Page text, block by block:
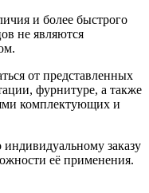
и более быстрого
не являются
от представленных
фурнитуре, а также
комплектующих и
заказу
её применения.